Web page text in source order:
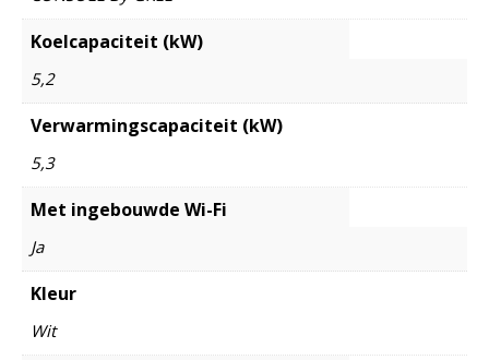
Koelcapaciteit (kW)
5,2
Verwarmingscapaciteit (kW)
5,3
Met ingebouwde Wi-Fi
Ja
Kleur
Wit